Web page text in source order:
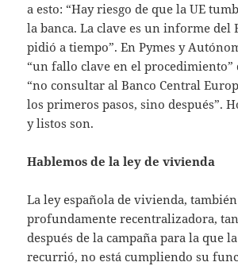
a esto: “Hay riesgo de que la UE
la banca. La clave es un informe del
pidió a tiempo”. En Pymes y
“un fallo clave en el procedimiento”
“no consultar al Banco Central
los primeros pasos, sino después”.
y listos son.
Hablemos de la ley de vivienda
La ley española de vivienda, también
profundamente recentralizadora,
después de la campaña para la que
recurrió, no está cumpliendo su